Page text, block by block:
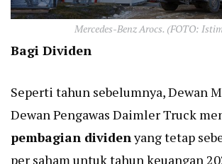
Mercedes-Benz Arocs. (FOTO:
Bagi Dividen
Seperti tahun sebelumnya, Dewan
Dewan Pengawas Daimler Truck
pembagian dividenyang tetap
per saham untuk tahun keuangan